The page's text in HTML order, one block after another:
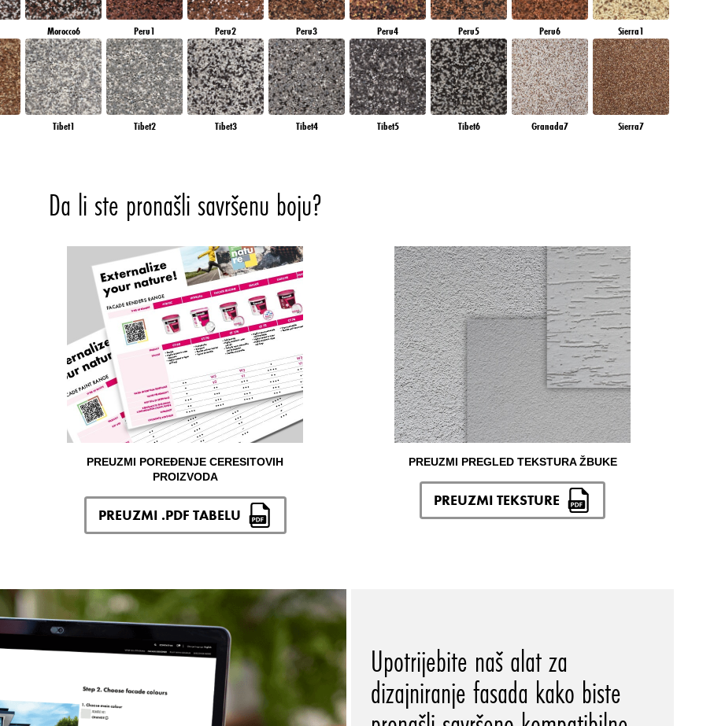
Morocco6 Peru1 Peru2 Peru3 Peru4 Peru5 Peru6 Sierra1
Tibet1 Tibet2 Tibet3 Tibet4 Tibet5 Tibet6 Granada7 Sierra7
Da li ste pronašli savršenu boju?
PREUZMI POREĐENJE CERESITOVIH
PROIZVODA
PREUZMI .PDF TABELU
PREUZMI PREGLED TEKSTURA ŽBUKE
PREUZMI TEKSTURE
Upotrijebite naš alat za
dizajniranje fasada kako biste